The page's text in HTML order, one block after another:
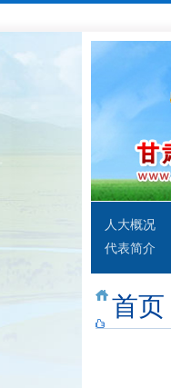
人大概况
代表简介
首页